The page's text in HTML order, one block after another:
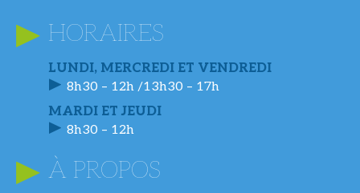
HORAIRES
LUNDI, MERCREDI ET VENDREDI
8h30 – 12h /13h30 – 17h
MARDI ET JEUDI
8h30 – 12h
À PROPOS